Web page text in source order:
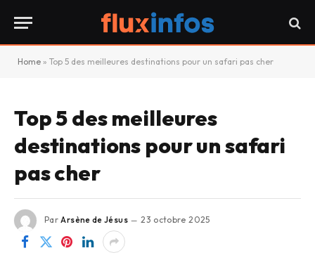
Home » Top 5 des meilleures destinations pour un safari pas cher
Top 5 des meilleures
destinations pour un safari
pas cher
Par Arsène de Jésus 23 octobre 2025